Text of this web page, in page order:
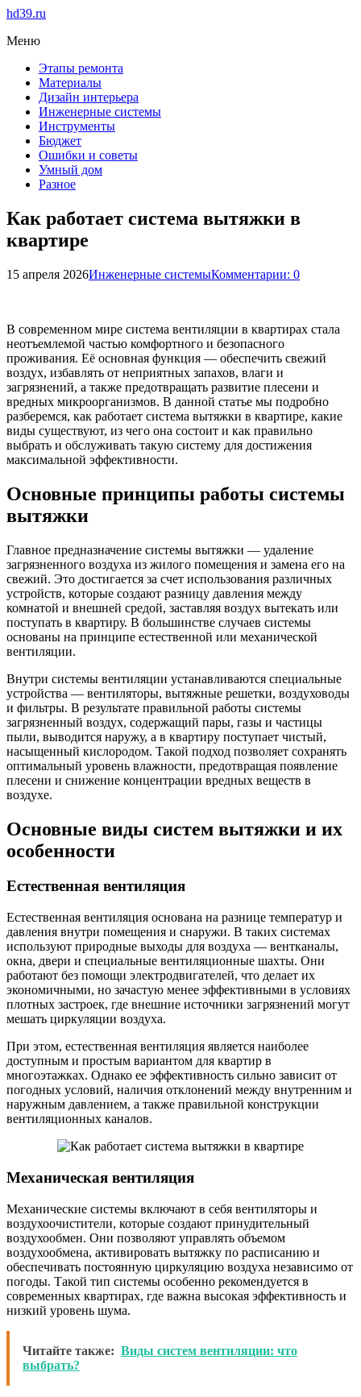
hd39.ru
Меню
Этапы ремонта
Материалы
Дизайн интерьера
Инженерные системы
Инструменты
Бюджет
Ошибки и советы
Умный дом
Разное
Как работает система вытяжки в
квартире
15 апреля 2026Инженерные системыКомментарии: 0
В современном мире система вентиляции в квартирах стала
неотъемлемой частью комфортного и безопасного
проживания. Её основная функция — обеспечить свежий
воздух, избавлять от неприятных запахов, влаги и
загрязнений, а также предотвращать развитие плесени и
вредных микроорганизмов. В данной статье мы подробно
разберемся, как работает система вытяжки в квартире, какие
виды существуют, из чего она состоит и как правильно
выбрать и обслуживать такую систему для достижения
максимальной эффективности.
Основные принципы работы системы
вытяжки
Главное предназначение системы вытяжки — удаление
загрязненного воздуха из жилого помещения и замена его на
свежий. Это достигается за счет использования различных
устройств, которые создают разницу давления между
комнатой и внешней средой, заставляя воздух вытекать или
поступать в квартиру. В большинстве случаев системы
основаны на принципе естественной или механической
вентиляции.
Внутри системы вентиляции устанавливаются специальные
устройства — вентиляторы, вытяжные решетки, воздуховоды
и фильтры. В результате правильной работы системы
загрязненный воздух, содержащий пары, газы и частицы
пыли, выводится наружу, а в квартиру поступает чистый,
насыщенный кислородом. Такой подход позволяет сохранять
оптимальный уровень влажности, предотвращая появление
плесени и снижение концентрации вредных веществ в
воздухе.
Основные виды систем вытяжки и их
особенности
Естественная вентиляция
Естественная вентиляция основана на разнице температур и
давления внутри помещения и снаружи. В таких системах
используют природные выходы для воздуха — вентканалы,
окна, двери и специальные вентиляционные шахты. Они
работают без помощи электродвигателей, что делает их
экономичными, но зачастую менее эффективными в условиях
плотных застроек, где внешние источники загрязнений могут
мешать циркуляции воздуха.
При этом, естественная вентиляция является наиболее
доступным и простым вариантом для квартир в
многоэтажках. Однако ее эффективность сильно зависит от
погодных условий, наличия отклонений между внутренним и
наружным давлением, а также правильной конструкции
вентиляционных каналов.
Механическая вентиляция
Механические системы включают в себя вентиляторы и
воздухоочистители, которые создают принудительный
воздухообмен. Они позволяют управлять объемом
воздухообмена, активировать вытяжку по расписанию и
обеспечивать постоянную циркуляцию воздуха независимо от
погоды. Такой тип системы особенно рекомендуется в
современных квартирах, где важна высокая эффективность и
низкий уровень шума.
Читайте также: Виды систем вентиляции: что
выбрать?